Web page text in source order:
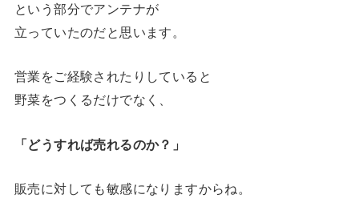
という部分でアンテナが
立っていたのだと思います。
営業をご経験されたりしていると
野菜をつくるだけでなく、
「どうすれば売れるのか？」
販売に対しても敏感になりますからね。